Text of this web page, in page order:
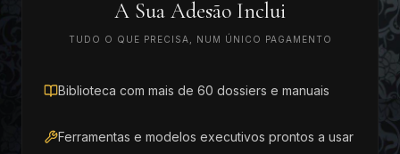
A Sua Adesão Inclui
TUDO O QUE PRECISA, NUM ÚNICO PAGAMENTO
Biblioteca com mais de 60 dossiers e manuais
Ferramentas e modelos executivos prontos a usar